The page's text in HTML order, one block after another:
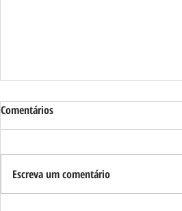
Comentários
Escreva um comentário